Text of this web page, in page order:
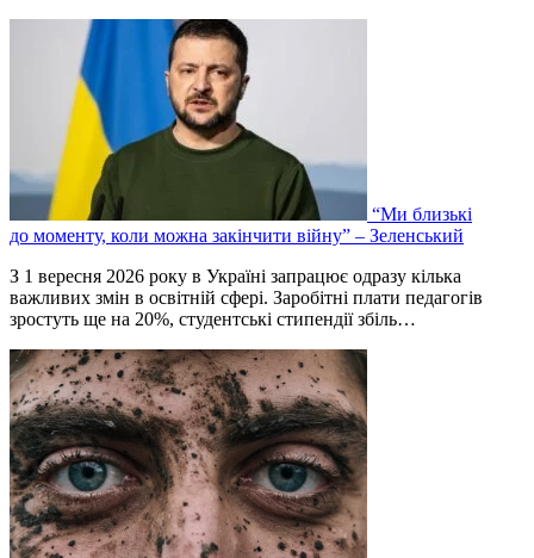
“Ми близькі
до моменту, коли можна закінчити війну” – Зеленський
З 1 вересня 2026 року в Україні запрацює одразу кілька
важливих змін в освітній сфері. Заробітні плати педагогів
зростуть ще на 20%, студентські стипендії збіль…